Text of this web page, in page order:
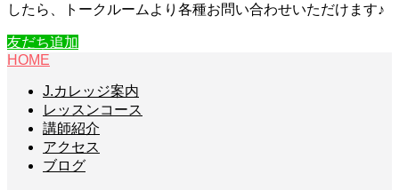
したら、トークルームより各種お問い合わせいただけます♪
友だち追加
HOME
J.カレッジ案内
レッスンコース
講師紹介
アクセス
ブログ